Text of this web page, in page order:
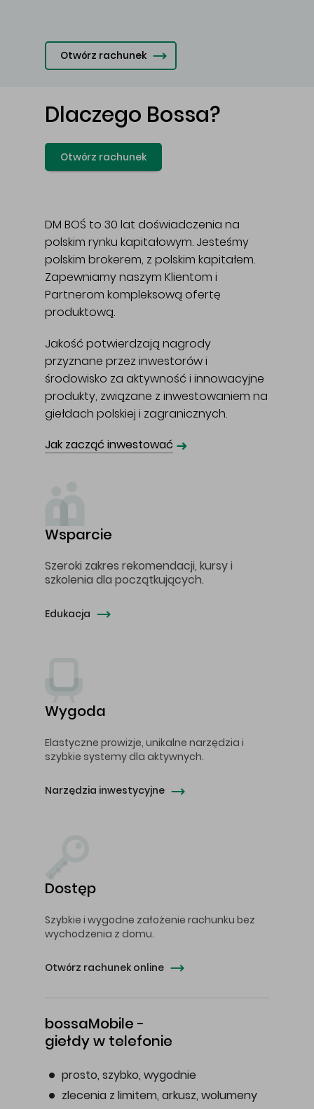
Otwórz rachunek
Dlaczego Bossa?
Otwórz rachunek
DM BOŚ to 30 lat doświadczenia na
polskim rynku kapitałowym. Jesteśmy
polskim brokerem, z polskim kapitałem.
Zapewniamy naszym Klientom i
Partnerom kompleksową ofertę
produktową.
Jakość potwierdzają nagrody
przyznane przez inwestorów i
środowisko za aktywność i innowacyjne
produkty, związane z inwestowaniem na
giełdach polskiej i zagranicznych.
Jak zacząć inwestować ➜
Wsparcie
Szeroki zakres rekomendacji, kursy i
szkolenia dla początkujących.
Edukacja
Wygoda
Elastyczne prowizje, unikalne narzędzia i
szybkie systemy dla aktywnych.
Narzędzia inwestycyjne
Dostęp
Szybkie i wygodne założenie rachunku bez
wychodzenia z domu.
Otwórz rachunek online
bossaMobile -
giełdy w telefonie
prosto, szybko, wygodnie
zlecenia z limitem, arkusz, wolumeny